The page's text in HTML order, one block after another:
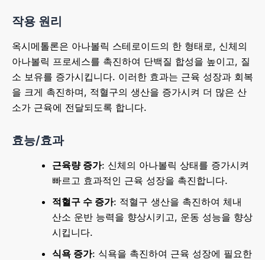
작용 원리
옥시메톨론은 아나볼릭 스테로이드의 한 형태로, 신체의
아나볼릭 프로세스를 촉진하여 단백질 합성을 높이고, 질
소 보유를 증가시킵니다. 이러한 효과는 근육 성장과 회복
을 크게 촉진하며, 적혈구의 생산을 증가시켜 더 많은 산
소가 근육에 전달되도록 합니다.
효능/효과
근육량 증가: 신체의 아나볼릭 상태를 증가시켜
빠르고 효과적인 근육 성장을 촉진합니다.
적혈구 수 증가: 적혈구 생산을 촉진하여 체내
산소 운반 능력을 향상시키고, 운동 성능을 향상
시킵니다.
식욕 증가: 식욕을 촉진하여 근육 성장에 필요한